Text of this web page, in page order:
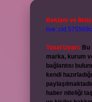
Reklam ve
Yasal Uyarı: Bu
marka, kurum
bağlantısı
kendi
haber niteliği